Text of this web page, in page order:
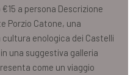
€15 a persona Descrizione
Porzio Catone, una
enologica dei Castelli
una suggestiva galleria
come un viaggio